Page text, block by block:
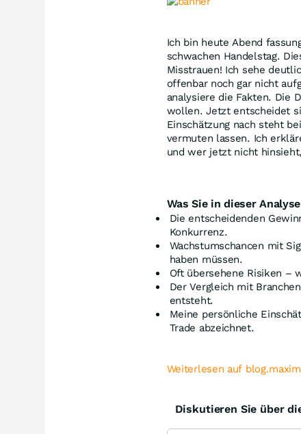
Ich bin heute Abend
schwachen Handelstag.
Misstrauen! Ich sehe
offenbar noch gar nicht
analysiere die Fakten. Die
wollen. Jetzt entscheidet
Einschätzung nach steht
vermuten lassen. Ich
und wer jetzt nicht
Was Sie in dieser
Die entscheidenden
Konkurrenz.
Wachstumschancen mit
haben müssen.
Oft übersehene Risiken –
Der Vergleich mit
entsteht.
Meine persönliche
Trade abzeichnet.
Weiterlesen auf
Diskutieren Sie über